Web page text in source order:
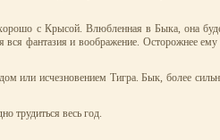
с Крысой. Влюбленная в Быка, она
фантазия и воображение. Осторожнее
или исчезновением Тигра. Бык, более
трудиться весь год.